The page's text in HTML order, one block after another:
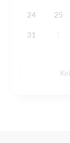
24 25
31